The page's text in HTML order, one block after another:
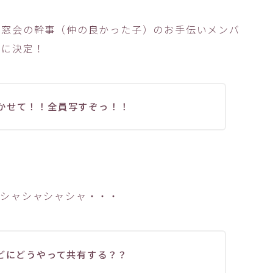
会の幹事（仲の良かった子）のお手伝いメンバ
決定！
て！！全員写すぞっ！！
ャシャシャシャ・・・
どうやって共有する？？